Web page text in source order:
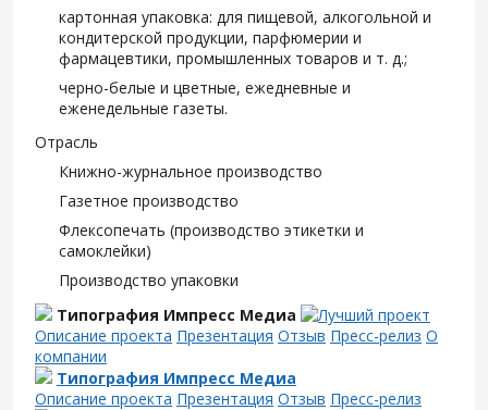
картонная упаковка: для пищевой, алкогольной и
кондитерской продукции, парфюмерии и
фармацевтики, промышленных товаров и т. д.;
черно-белые и цветные, ежедневные и
еженедельные газеты.
Отрасль
Книжно-журнальное производство
Газетное производство
Флексопечать (производство этикетки и
самоклейки)
Производство упаковки
Типография Импресс Медиа
Описание проекта Презентация Отзыв Пресс-релиз О
компании
Типография Импресс Медиа
Описание проекта Презентация Отзыв Пресс-релиз